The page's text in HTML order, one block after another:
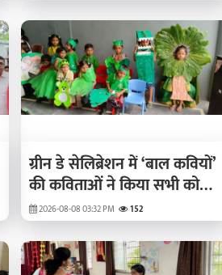
ग्रीन डे सेलिब्रेशन में ‘बाल कवियों’
की कविताओं ने किया सभी को
मंत्रमुग्ध
2026-08-08 03:32 PM 152